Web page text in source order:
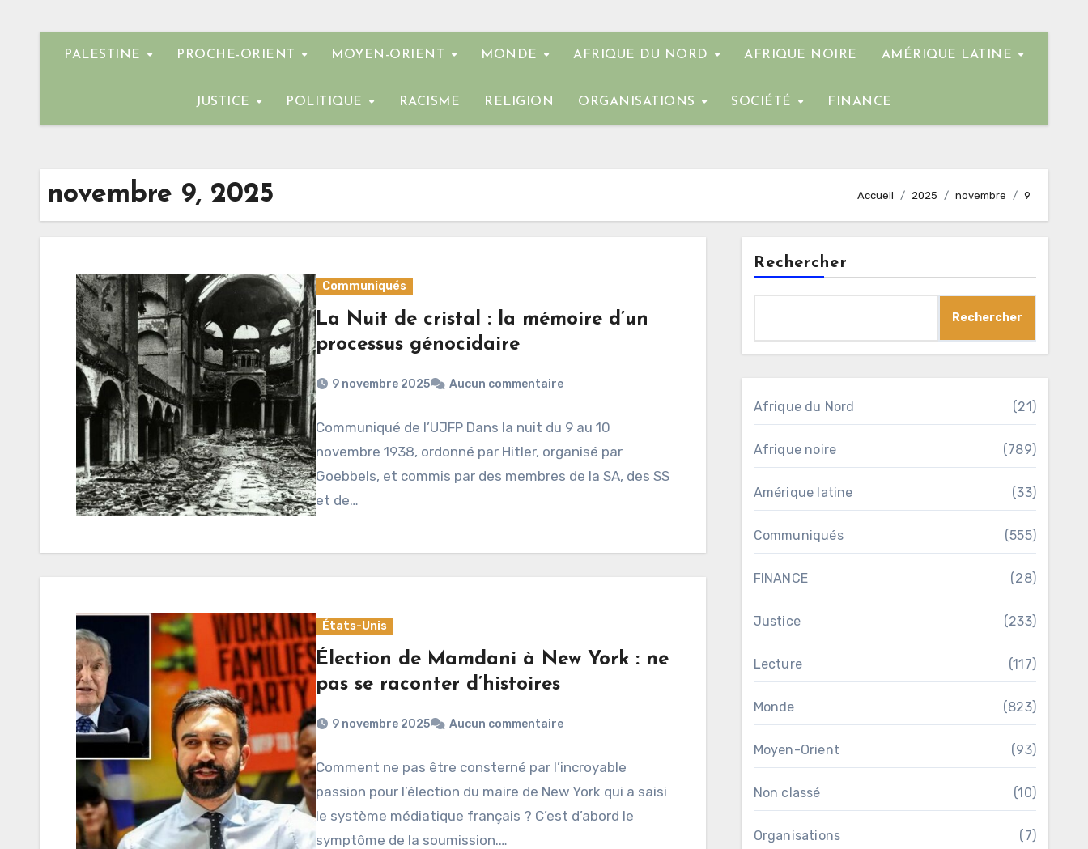
PALESTINE PROCHE-ORIENT MOYEN-ORIENT MONDE AFRIQUE DU NORD AFRIQUE NOIRE AMÉRIQUE LATINE
JUSTICE POLITIQUE RACISME RELIGION ORGANISATIONS SOCIÉTÉ FINANCE
novembre 9, 2025 Accueil 2025 novembre 9
Communiqués
La Nuit de cristal : la mémoire d’un
processus génocidaire
9 novembre 2025 Aucun commentaire
Communiqué de l’UJFP Dans la nuit du 9 au 10
novembre 1938, ordonné par Hitler, organisé par
Goebbels, et commis par des membres de la SA, des SS
et de…
États-Unis
Élection de Mamdani à New York : ne
pas se raconter d’histoires
9 novembre 2025 Aucun commentaire
Comment ne pas être consterné par l’incroyable
passion pour l’élection du maire de New York qui a saisi
le système médiatique français ? C’est d’abord le
symptôme de la soumission.…
Rechercher
Rechercher
Afrique du Nord (21)
Afrique noire (789)
Amérique latine (33)
Communiqués (555)
FINANCE (28)
Justice (233)
Lecture (117)
Monde (823)
Moyen-Orient (93)
Non classé (10)
Organisations (7)